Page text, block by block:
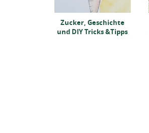
Zucker, Geschichte
und DIY Tricks &Tipps